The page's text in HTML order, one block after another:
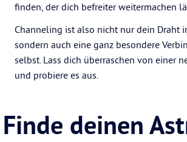
finden, der dich befreiter weitermachen
Channeling ist also nicht nur dein Draht
sondern auch eine ganz besondere
selbst. Lass dich überraschen von einer
und probiere es aus.
Finde deinen